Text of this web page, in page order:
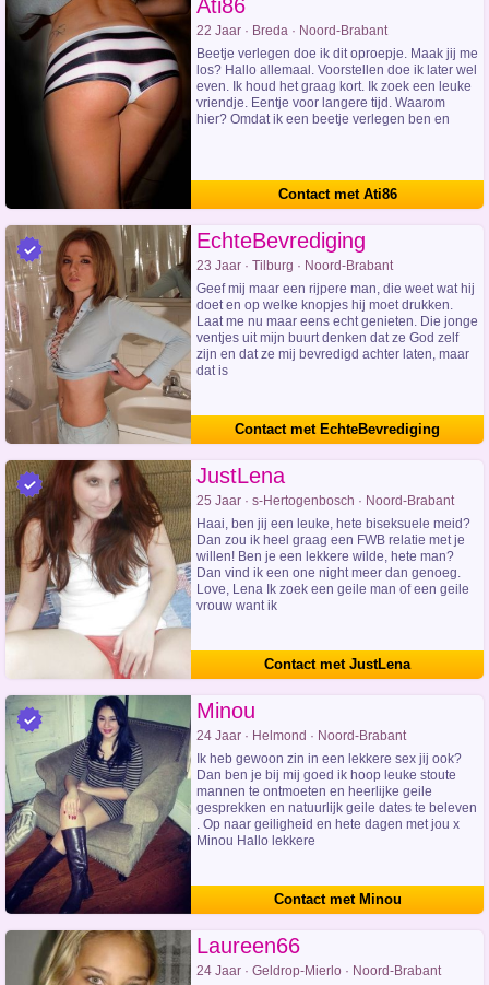
Ati86
22 Jaar · Breda · Noord-Brabant
Beetje verlegen doe ik dit oproepje. Maak jij me
los? Hallo allemaal. Voorstellen doe ik later wel
even. Ik houd het graag kort. Ik zoek een leuke
vriendje. Eentje voor langere tijd. Waarom
hier? Omdat ik een beetje verlegen ben en
Contact met Ati86
EchteBevrediging
23 Jaar · Tilburg · Noord-Brabant
Geef mij maar een rijpere man, die weet wat hij
doet en op welke knopjes hij moet drukken.
Laat me nu maar eens echt genieten. Die jonge
ventjes uit mijn buurt denken dat ze God zelf
zijn en dat ze mij bevredigd achter laten, maar
dat is
Contact met EchteBevrediging
JustLena
25 Jaar · s-Hertogenbosch · Noord-Brabant
Haai, ben jij een leuke, hete biseksuele meid?
Dan zou ik heel graag een FWB relatie met je
willen! Ben je een lekkere wilde, hete man?
Dan vind ik een one night meer dan genoeg.
Love, Lena Ik zoek een geile man of een geile
vrouw want ik
Contact met JustLena
Minou
24 Jaar · Helmond · Noord-Brabant
Ik heb gewoon zin in een lekkere sex jij ook?
Dan ben je bij mij goed ik hoop leuke stoute
mannen te ontmoeten en heerlijke geile
gesprekken en natuurlijk geile dates te beleven
. Op naar geiligheid en hete dagen met jou x
Minou Hallo lekkere
Contact met Minou
Laureen66
24 Jaar · Geldrop-Mierlo · Noord-Brabant